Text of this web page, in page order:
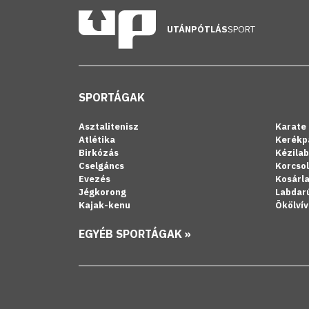
UTÁNPÓTLÁSSPORT
SPORTÁGAK
Asztalitenisz
Atlétika
Birkózás
Cselgáncs
Evezés
Jégkorong
Kajak-kenu
Karate
EGYÉB SPORTÁGAK »